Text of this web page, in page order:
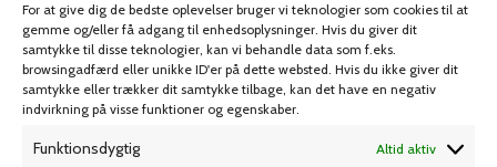
For at give dig de bedste oplevelser bruger vi teknologier som cookies til at
gemme og/eller få adgang til enhedsoplysninger. Hvis du giver dit
samtykke til disse teknologier, kan vi behandle data som f.eks.
browsingadfærd eller unikke ID'er på dette websted. Hvis du ikke giver dit
samtykke eller trækker dit samtykke tilbage, kan det have en negativ
indvirkning på visse funktioner og egenskaber.
Funktionsdygtig Altid aktiv
Spil & lotteri
MIN KONTO KUNDESERVICE